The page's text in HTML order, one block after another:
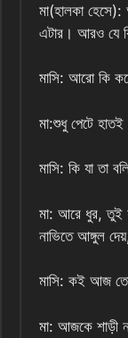
মা(হালকা
এটার। আরও যে
মাসি: আরো কি
মা:শুধু পেটে
মাসি: কি যা তা
মা: আরে ধুর, তুই
নাভিতে আঙ্গুল
মাসি: কই আজ
মা: আজকে শাড়ী